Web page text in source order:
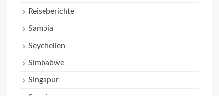
Reiseberichte
Sambia
Seychellen
Simbabwe
Singapur